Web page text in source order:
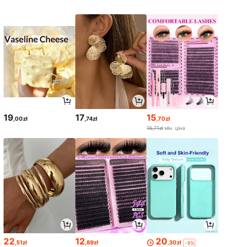
19 ,00zł 17 ,74zł 15 ,70zł
15,71zł мін. ціна
22,51zł 12,89zł 20,30zł
-9%